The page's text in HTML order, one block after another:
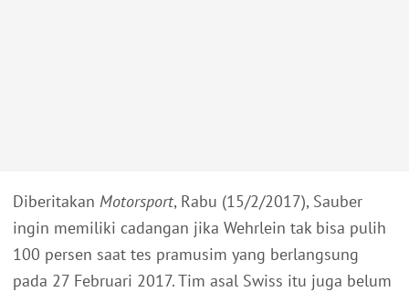
Diberitakan Motorsport, Rabu (15/2/2017), Sauber
ingin memiliki cadangan jika Wehrlein tak bisa pulih
100 persen saat tes pramusim yang berlangsung
pada 27 Februari 2017. Tim asal Swiss itu juga belum